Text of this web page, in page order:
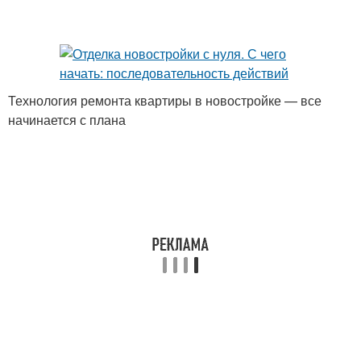
Технология ремонта квартиры в новостройке — все
начинается с плана